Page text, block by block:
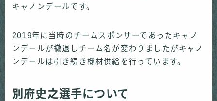
キャノンデールです。
2019年に当時のチームスポンサーであったキャノ
ンデールが撤退しチーム名が変わりましたがキャノ
ンデールは引き続き機材供給を行っています。
別府史之選手について